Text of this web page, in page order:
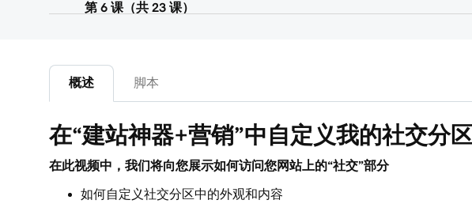
第 6 课（共 23 课）
添加一个分区到我的建站神器+营销网站
编辑分区或分区组中的内容
第 9 课（共 23 课）
编辑页眉中的视觉元素
概述 脚本
在“建站神器+营销”中自定义我的社交分区
在此视频中，我们将向您展示如何访问您网站上的“社交”部分
如何自定义社交分区中的外观和内容